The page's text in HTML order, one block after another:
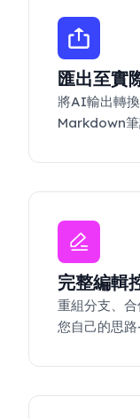
匯出至實
將AI輸出轉
Markdown筆
完整編輯
重組分支、
您自己的思